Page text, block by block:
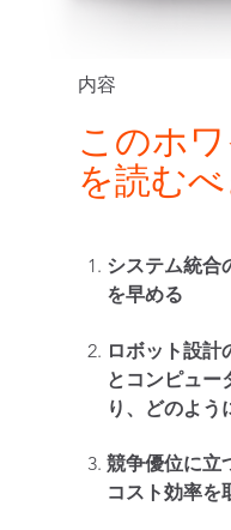
内容
このホ
を読む
システム統合
を早める
ロボット設計
とコンピュー
り、どのよう
競争優位に立
コスト効率を